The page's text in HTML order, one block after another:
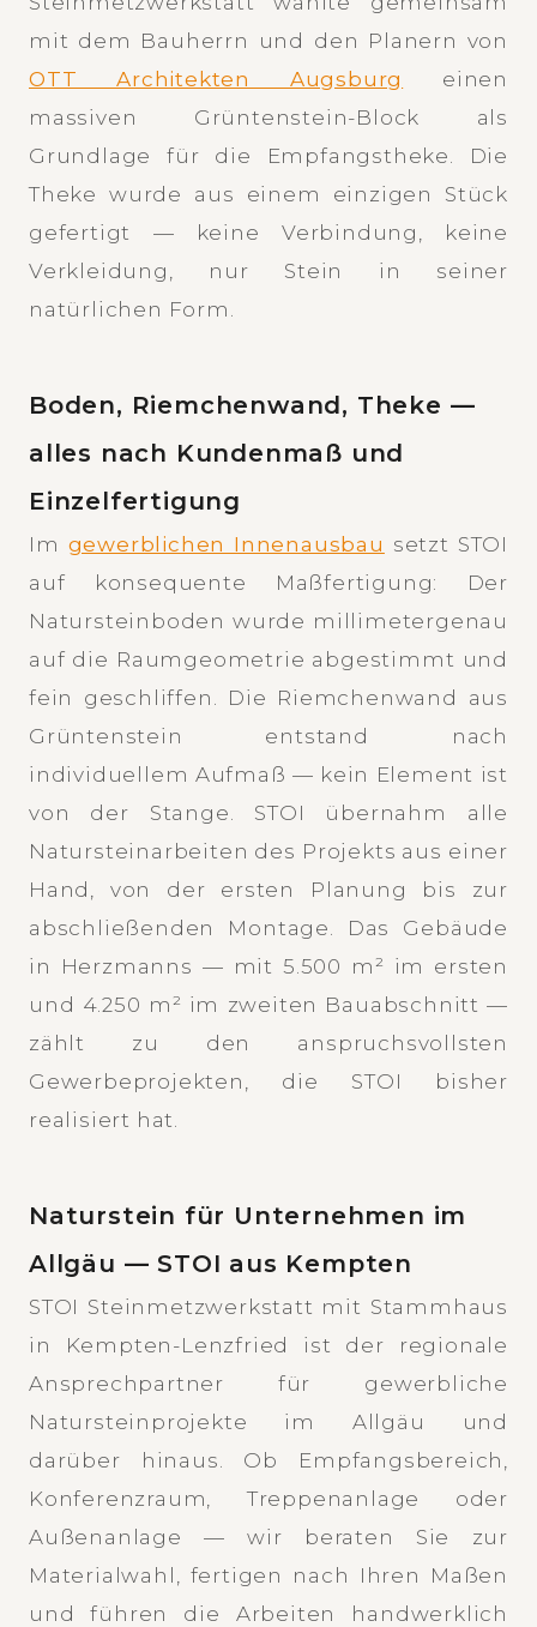
mit dem Bauherrn und den Planern von
OTT Architekten Augsburg
einen
massiven Grüntenstein-Block als
Grundlage für die Empfangstheke. Die
Theke wurde aus einem einzigen Stück
gefertigt — keine Verbindung, keine
Verkleidung, nur Stein in seiner
natürlichen Form.
Boden, Riemchenwand, Theke —
alles nach Kundenmaß und
Einzelfertigung
Im gewerblichen Innenausbau setzt STOI
auf konsequente Maßfertigung: Der
Natursteinboden wurde millimetergenau
auf die Raumgeometrie abgestimmt und
fein geschliffen. Die Riemchenwand aus
Grüntenstein entstand nach
individuellem Aufmaß — kein Element ist
von der Stange. STOI übernahm alle
Natursteinarbeiten des Projekts aus einer
Hand, von der ersten Planung bis zur
abschließenden Montage. Das Gebäude
in Herzmanns — mit 5.500 m² im ersten
und 4.250 m² im zweiten Bauabschnitt —
zählt zu den anspruchsvollsten
Gewerbeprojekten, die STOI bisher
realisiert hat.
Naturstein für Unternehmen im
Allgäu — STOI aus Kempten
STOI Steinmetzwerkstatt mit Stammhaus
in Kempten-Lenzfried ist der regionale
Ansprechpartner für gewerbliche
Natursteinprojekte im Allgäu und
darüber hinaus. Ob Empfangsbereich,
Konferenzraum, Treppenanlage oder
Außenanlage — wir beraten Sie zur
Materialwahl, fertigen nach Ihren Maßen
und führen die Arbeiten handwerklich